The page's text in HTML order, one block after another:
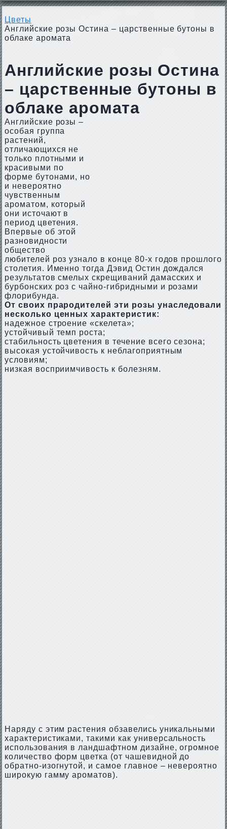
Цветы
Английские розы Остина – царственные бутоны в
облаке аромата
Английские розы Остина
– царственные бутоны в
облаке аромата
Английские розы –
особая группа
растений,
отличающихся не
только плотными и
красивыми по
форме бутонами, но
и невероятно
чувственным
ароматом, который
они источают в
период цветения.
Впервые об этой
разновидности
общество
любителей роз узнало в конце 80-х годов прошлого
столетия. Именно тогда Дэвид Остин дождался
результатов смелых скрещиваний дамасских и
бурбонских роз с чайно-гибридными и розами
флорибунда.
От своих прародителей эти розы унаследовали
несколько ценных характеристик:
надежное строение «скелета»;
устойчивый темп роста;
стабильность цветения в течение всего сезона;
высокая устойчивость к неблагоприятным
условиям;
низкая восприимчивость к болезням.
Наряду с этим растения обзавелись уникальными
характеристиками, такими как универсальность
использования в ландшафтном дизайне, огромное
количество форм цветка (от чашевидной до
обратно-изогнутой, и самое главное – невероятно
широкую гамму ароматов).